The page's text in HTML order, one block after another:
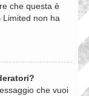
che questa è
Limited non ha
che vuoi